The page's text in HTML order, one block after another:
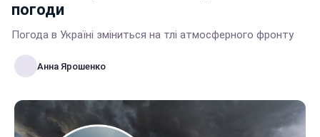
погоди
Погода в Україні зміниться на тлі атмосферного фронту
Анна Ярошенко